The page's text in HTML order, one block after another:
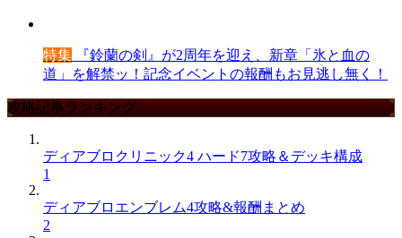
特集 『鈴蘭の剣』が2周年を迎え、新章「氷と血の
道」を解禁ッ！記念イベントの報酬もお見逃し無く！
攻略記事ランキング
ディアブロクリニック4 ハード7攻略＆デッキ構成
1
ディアブロエンブレム4攻略&報酬まとめ
2